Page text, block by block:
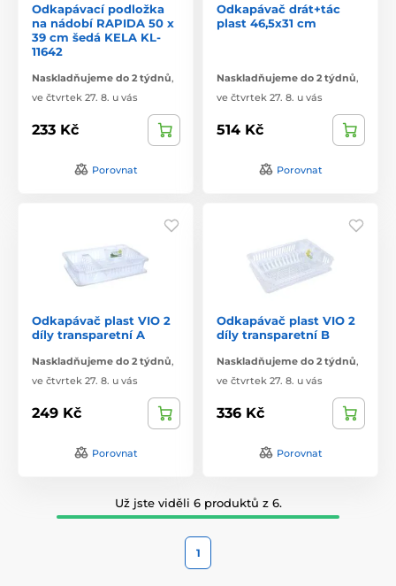
Odkapávací podložka
na nádobí RAPIDA 50 x
39 cm šedá KELA KL-
11642
Naskladňujeme do 2 týdnů,
ve čtvrtek 27. 8. u vás
233 Kč
Porovnat
Odkapávač drát+tác
plast 46,5x31 cm
Naskladňujeme do 2 týdnů,
ve čtvrtek 27. 8. u vás
514 Kč
Porovnat
Odkapávač plast VIO 2
díly transparetní A
Naskladňujeme do 2 týdnů,
ve čtvrtek 27. 8. u vás
249 Kč
Porovnat
Odkapávač plast VIO 2
díly transparetní B
Naskladňujeme do 2 týdnů,
ve čtvrtek 27. 8. u vás
336 Kč
Porovnat
Už jste viděli 6 produktů z 6.
1